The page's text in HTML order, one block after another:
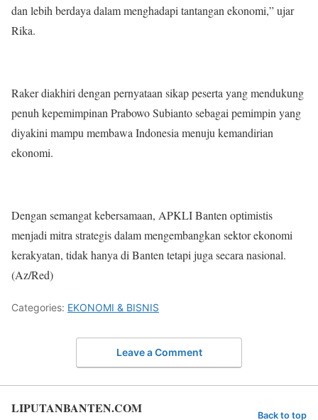
dan lebih berdaya dalam menghadapi tantangan ekonomi,” ujar
Rika.
Raker diakhiri dengan pernyataan sikap peserta yang mendukung
penuh kepemimpinan Prabowo Subianto sebagai pemimpin yang
diyakini mampu membawa Indonesia menuju kemandirian
ekonomi.
Dengan semangat kebersamaan, APKLI Banten optimistis
menjadi mitra strategis dalam mengembangkan sektor ekonomi
kerakyatan, tidak hanya di Banten tetapi juga secara nasional.
(Az/Red)
Categories: EKONOMI & BISNIS
Leave a Comment
LIPUTANBANTEN.COM Back to top